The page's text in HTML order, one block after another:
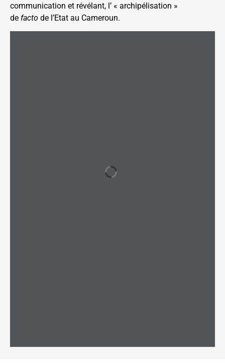
communication et révélant, l’ « archipélisation »
de facto de l’Etat au Cameroun.